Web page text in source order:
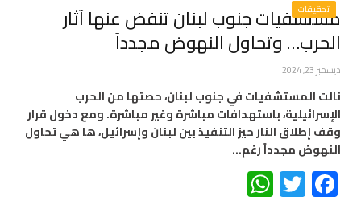
تحقيقات
مستشفيات جنوب لبنان تنفض عنها آثار
الحرب… وتحاول النهوض مجدداً
ديسمبر 23, 2024
نالت المستشفيات في جنوب لبنان، حصتها من الحرب
الإسرائيلية، باستهدافات مباشرة وغير مباشرة. ومع دخول قرار
وقف إطلاق النار حيز التنفيذ بين لبنان وإسرائيل، ها هي تحاول
النهوض مجدداً رغم…
Facebook
Twitter